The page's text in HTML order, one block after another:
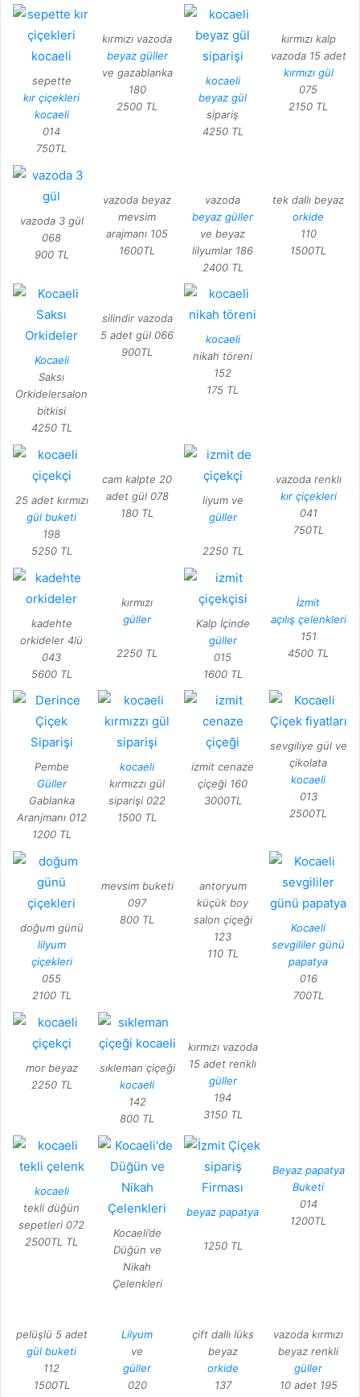
sepette
kır çiçekleri
kocaeli
014
750TL
kırmızı vazoda
beyaz güller
ve gazablanka
180
2500 TL
kocaeli
beyaz gül
sipariş
4250 TL
kırmızı kalp
vazoda 15 adet
kırmızı gül
075
2150 TL
vazoda 3 gül
068
900 TL
vazoda beyaz
mevsim
arajmanı 105
1600TL
vazoda
beyaz güller
ve beyaz
lilyumlar 186
2400 TL
tek dallı beyaz
orkide
110
1500TL
Kocaeli
Saksı
Orkidelersalon
bitkisi
4250 TL
silindir vazoda
5 adet gül 066
900TL
kocaeli
nikah töreni
152
175 TL
25 adet kırmızı
gül buketi
198
5250 TL
cam kalpte 20
adet gül 078
180 TL
liyum ve
güller
2250 TL
vazoda renklı
kır çiçekleri
041
750TL
kadehte
orkideler 4lü
043
5600 TL
kırmızı
güller
2250 TL
Kalp İçinde
güller
015
1600 TL
İzmit
açılış çelenkleri
151
4500 TL
Pembe
Güller
Gablanka
Aranjmanı 012
1200 TL
kocaeli
kırmızzı gül
siparişi 022
1500 TL
izmit cenaze
çiçeği 160
3000TL
sevgiliye gül ve
çikolata
kocaeli
013
2500TL
doğum günü
lilyum
çiçekleri
055
2100 TL
mevsim buketi
097
800 TL
antoryum
küçük boy
salon çiçeği
123
110 TL
Kocaeli
sevgililer günü
papatya
016
700TL
mor beyaz
2250 TL
sıkleman çiçeği
kocaeli
142
800 TL
kırmızı vazoda
15 adet renklı
güller
194
3150 TL
kocaeli
tekli düğün
sepetleri 072
2500TL TL
Kocaeli’de
Düğün ve
Nikah
Çelenkleri
beyaz papatya
1250 TL
Beyaz papatya
Buketi
014
1200TL
pelüşlü 5 adet
gül buketi
112
1500TL
Lilyum
ve
güller
020
çift dallı lüks
beyaz
orkide
137
vazoda kırmızı
beyaz renkli
güller
10 adet 195